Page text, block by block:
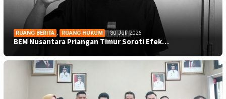
RUANG BERITA , RUANG HUKUM 30 Juli 2026
BEM Nusantara Priangan Timur Soroti Efek…